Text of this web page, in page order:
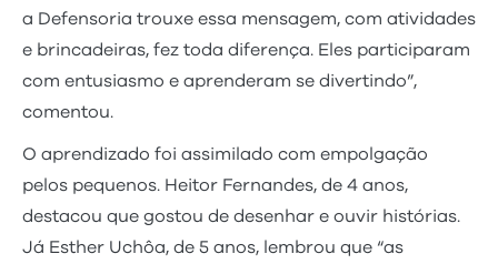
a Defensoria trouxe essa mensagem, com atividades
e brincadeiras, fez toda diferença. Eles participaram
com entusiasmo e aprenderam se divertindo”,
comentou.
O aprendizado foi assimilado com empolgação
pelos pequenos. Heitor Fernandes, de 4 anos,
destacou que gostou de desenhar e ouvir histórias.
Já Esther Uchôa, de 5 anos, lembrou que “as